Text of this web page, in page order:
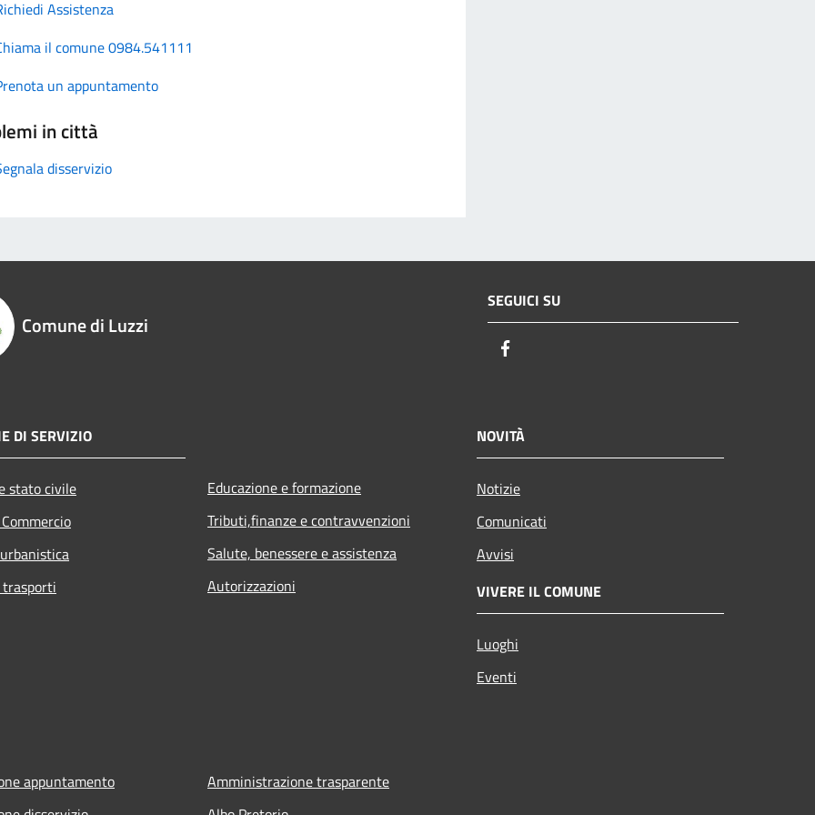
Assistenza
il comune 0984.541111
un appuntamento
in città
disservizio
Comune di Luzzi
SEGUICI SU
DI SERVIZIO
stato civile
Educazione e formazione
Tributi,finanze e contravvenzioni
Salute, benessere e assistenza
Autorizzazioni
NOVITÀ
Notizie
Comunicati
Avvisi
VIVERE IL COMUNE
Luoghi
Eventi
appuntamento
Amministrazione trasparente